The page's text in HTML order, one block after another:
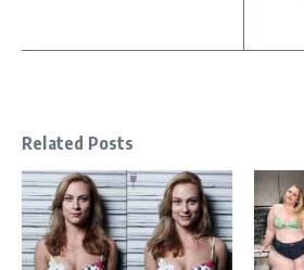
Related Posts